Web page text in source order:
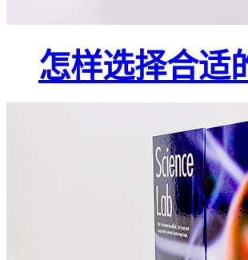
怎样选择合适